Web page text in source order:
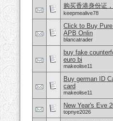
购买香港身份证
keepmealive78
Click to Buy
APB Onlin
blancatrader
buy fake
euro bi
makeolise11
Buy german ID
card
makeolise11
New Year's Eve
topnye2026